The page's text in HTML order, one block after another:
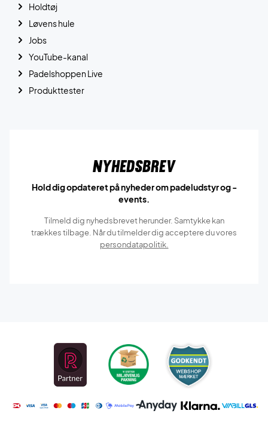
Holdtøj
Løvens hule
Jobs
YouTube-kanal
Padelshoppen Live
Produkttester
Nyhedsbrev
Hold dig opdateret på nyheder om padeludstyr og -
events.
Tilmeld dig nyhedsbrevet herunder. Samtykke kan
trækkes tilbage. Når du tilmelder dig acceptere du vores
persondatapolitik.